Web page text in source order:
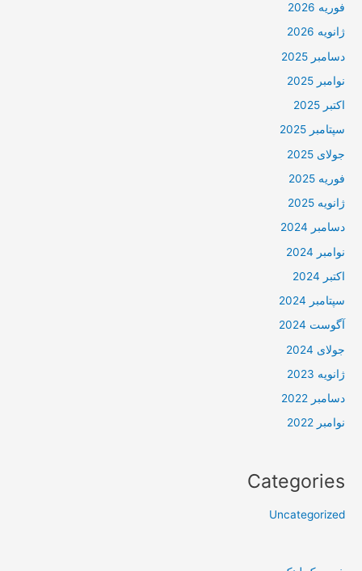
فوریه 2026
ژانویه 2026
دسامبر 2025
نوامبر 2025
اکتبر 2025
سپتامبر 2025
جولای 2025
فوریه 2025
ژانویه 2025
دسامبر 2024
نوامبر 2024
اکتبر 2024
سپتامبر 2024
آگوست 2024
جولای 2024
ژانویه 2023
دسامبر 2022
نوامبر 2022
Categories
Uncategorized